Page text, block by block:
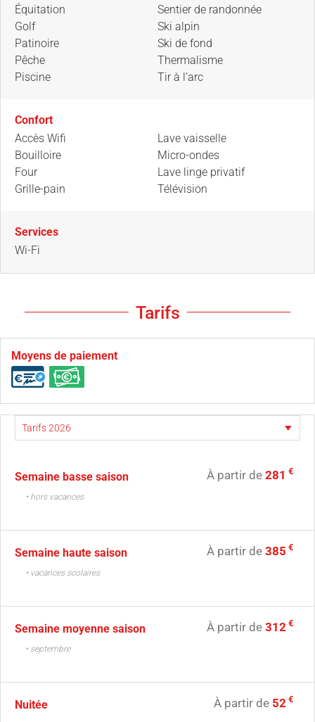
Équitation
Golf
Patinoire
Pêche
Piscine
Sentier de randonnée
Ski alpin
Ski de fond
Thermalisme
Tir à l’arc
Confort
Accès Wifi
Bouilloire
Four
Grille-pain
Lave vaisselle
Micro-ondes
Lave linge privatif
Télévision
Services
Wi-Fi
Tarifs
Moyens de paiement
Semaine basse saison À partir de 281 €
• hors vacances
Semaine haute saison À partir de 385 €
• vacances scolaires
Semaine moyenne saison À partir de 312 €
• septembre
Nuitée À partir de 52 €